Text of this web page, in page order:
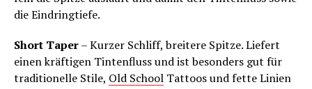
die Eindringtiefe.
Short Taper– Kurzer Schliff, breitere Spitze. Liefert
einen kräftigen Tintenfluss und ist besonders gut für
traditionelle Stile, Old School Tattoos und fette Linien